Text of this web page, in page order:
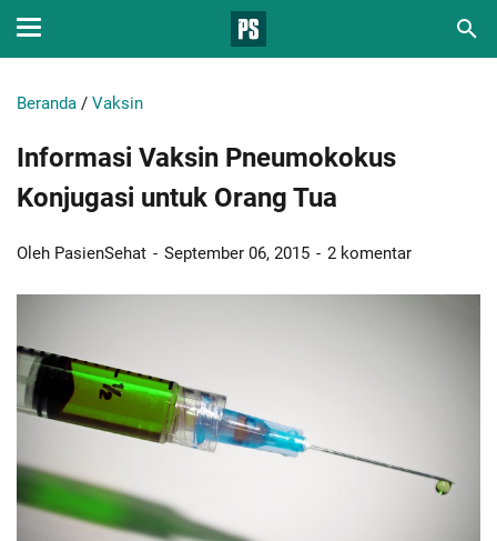
Beranda / Vaksin
Informasi Vaksin Pneumokokus
Konjugasi untuk Orang Tua
Oleh PasienSehat September 06, 2015 2 komentar